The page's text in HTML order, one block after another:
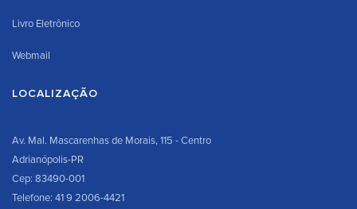
Livro Eletrônico
Webmail
LOCALIZAÇÃO
Av. Mal. Mascarenhas de Morais, 115 - Centro
Adrianópolis-PR
Cep: 83490-001
Telefone: 41 9 2006-4421